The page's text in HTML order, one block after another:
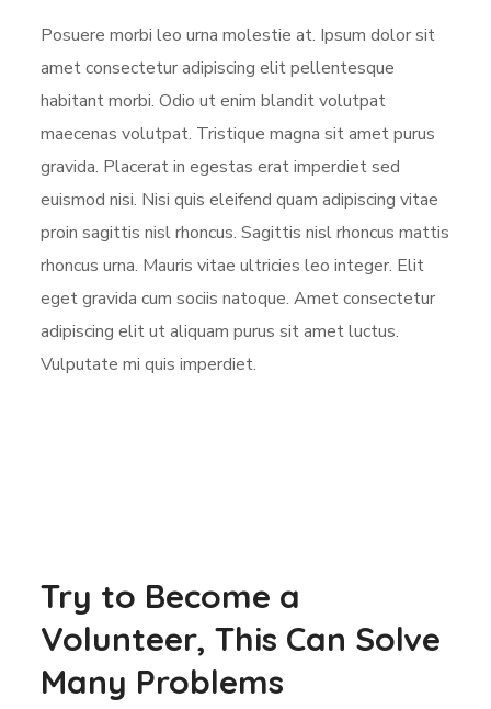
Posuere morbi leo urna molestie at. Ipsum dolor sit
amet consectetur adipiscing elit pellentesque
habitant morbi. Odio ut enim blandit volutpat
maecenas volutpat. Tristique magna sit amet purus
gravida. Placerat in egestas erat imperdiet sed
euismod nisi. Nisi quis eleifend quam adipiscing vitae
proin sagittis nisl rhoncus. Sagittis nisl rhoncus mattis
rhoncus urna. Mauris vitae ultricies leo integer. Elit
eget gravida cum sociis natoque. Amet consectetur
adipiscing elit ut aliquam purus sit amet luctus.
Vulputate mi quis imperdiet.
Try to Become a
Volunteer, This Can Solve
Many Problems